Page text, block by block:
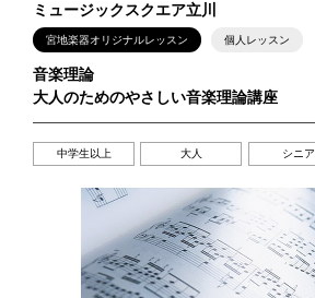
ミュージックスクエア立川
宮地楽器オリジナルレッスン 個人レッスン
音楽理論
大人のためのやさしい音楽理論講座
中学生以上 大人 シニア